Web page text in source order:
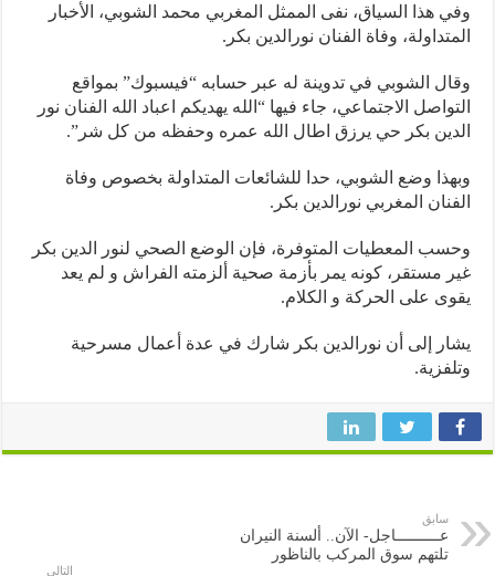
هذا السياق، نفى الممثل المغربي محمد الشوبي، الأخبار
وفاة الفنان نورالدين بكر.
الشوبي في تدوينة له عبر حسابه “فيسبوك” بمواقع
الاجتماعي، جاء فيها “الله يهديكم اعباد الله الفنان نور
بكر حي يرزق اطال الله عمره وحفظه من كل شر”.
وضع الشوبي، حدا للشائعات المتداولة بخصوص وفاة
المغربي نورالدين بكر.
المعطيات المتوفرة، فإن الوضع الصحي لنور الدين بكر
مستقر، كونه يمر بأزمة صحية ألزمته الفراش و لم يعد
على الحركة و الكلام.
إلى أن نورالدين بكر شارك في عدة أعمال مسرحية
عــــــــــاجل- الآن.. ألسنة النيران
تلتهم سوق المركب بالناظور